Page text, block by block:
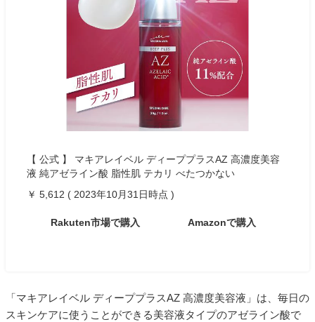
【 公式 】 マキアレイベル ディーププラスAZ 高濃度美容
液 純アゼライン酸 脂性肌 テカリ べたつかない
￥ 5,612 ( 2023年10月31日時点 )
Rakuten市場で購入 Amazonで購入
「マキアレイベル ディーププラスAZ 高濃度美容液」は、毎日の
スキンケアに使うことができる美容液タイプのアゼライン酸で